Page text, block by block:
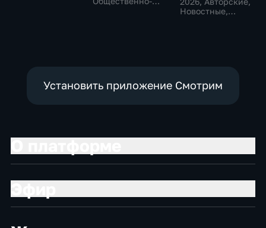
Новостные,
Установить приложение Смотрим